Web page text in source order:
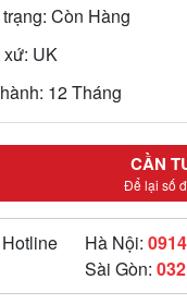
Còn Hàng
xứ: UK
12 Tháng
CẦN
Để lại số
Hotline Hà Nội:
Sài Gòn: